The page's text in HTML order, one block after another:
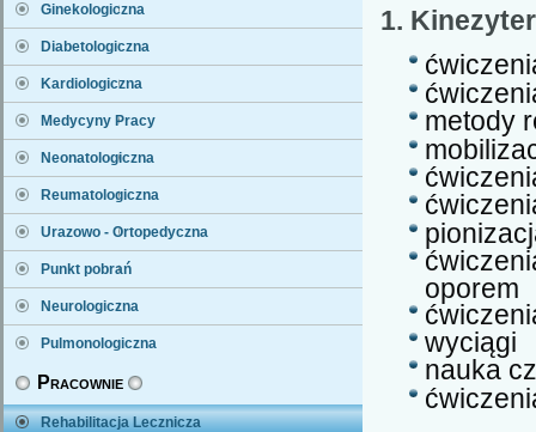
Ginekologiczna
Diabetologiczna
Kardiologiczna
Medycyny Pracy
Neonatologiczna
Reumatologiczna
Urazowo - Ortopedyczna
Punkt pobrań
Neurologiczna
Pulmonologiczna
Pracownie
Rehabilitacja Lecznicza
1.
metody
oporem
wyciągi
nauka